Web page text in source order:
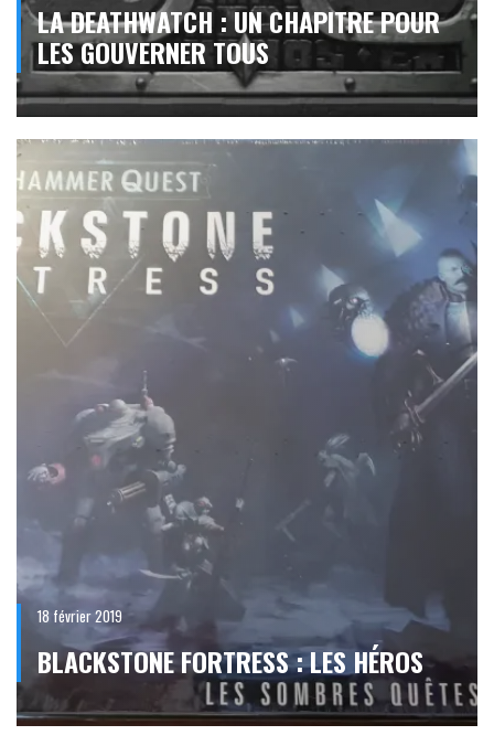
LA DEATHWATCH : UN CHAPITRE POUR
LES GOUVERNER TOUS
18 février 2019
BLACKSTONE FORTRESS : LES HÉROS